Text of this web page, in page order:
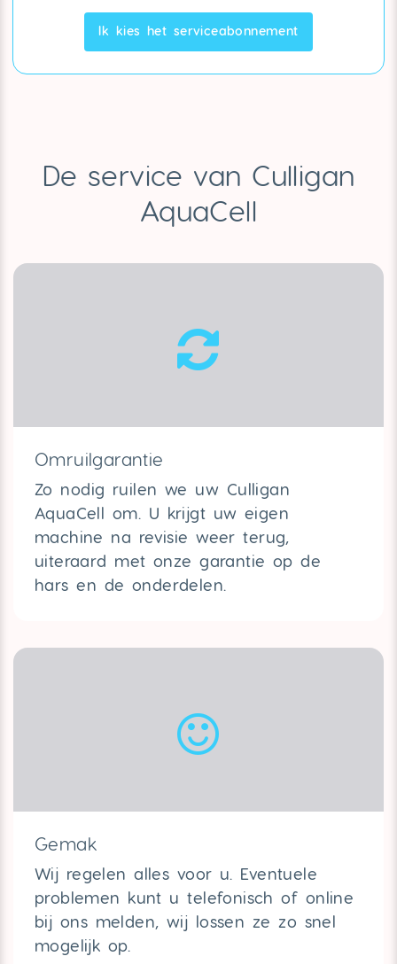
Ik kies het serviceabonnement
De service van Culligan
AquaCell
Omruilgarantie
Zo nodig ruilen we uw Culligan
AquaCell om. U krijgt uw eigen
machine na revisie weer terug,
uiteraard met onze garantie op de
hars en de onderdelen.
Gemak
Wij regelen alles voor u. Eventuele
problemen kunt u telefonisch of online
bij ons melden, wij lossen ze zo snel
mogelijk op.